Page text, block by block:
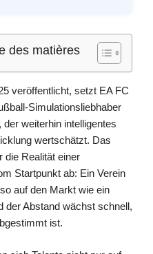
des matières
veröffentlicht, setzt EA FC
Simulationsliebhaber
weiterhin intelligentes
wertschätzt. Das
die Realität einer
Startpunkt ab: Ein Verein
auf den Markt wie ein
der Abstand wächst schnell,
ist.